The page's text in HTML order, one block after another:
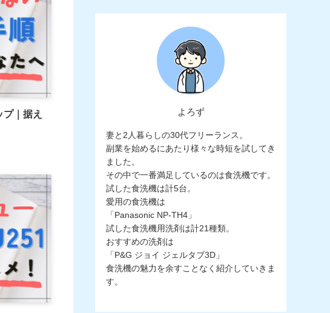
プ｜据え
よろず
妻と2人暮らしの30代フリーランス。
副業を始めるにあたり様々な時短を試してき
ました。
その中で一番満足しているのは食洗機です。
試した食洗機は計5台。
愛用の食洗機は
「Panasonic NP-TH4」
試した食洗機用洗剤は計21種類。
おすすめの洗剤は
「P&G ジョイ ジェルタブ3D」
食洗機の魅力を余すことなく紹介していきま
す。